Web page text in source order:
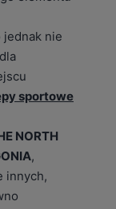
jednak nie
sportowe
NORTH
,
innych,